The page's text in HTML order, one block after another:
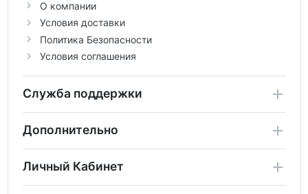
О компании
Условия доставки
Политика Безопасности
Условия соглашения
Служба поддержки
Дополнительно
Личный Кабинет